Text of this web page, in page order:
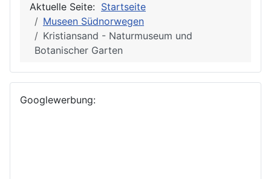
Aktuelle Seite: Startseite
Museen Südnorwegen
Kristiansand - Naturmuseum und
Botanischer Garten
Googlewerbung: